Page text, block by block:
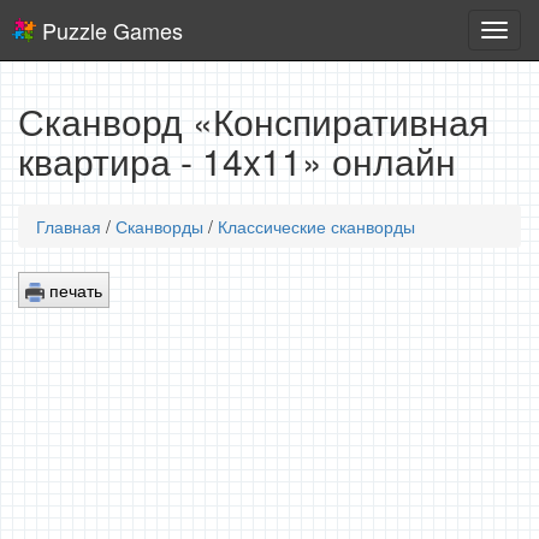
игры
Puzzle Games
Сканворд «Конспиративная
квартира - 14x11» онлайн
Главная / Сканворды / Классические сканворды
печать